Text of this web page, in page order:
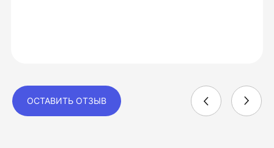
ОСТАВИТЬ ОТЗЫВ